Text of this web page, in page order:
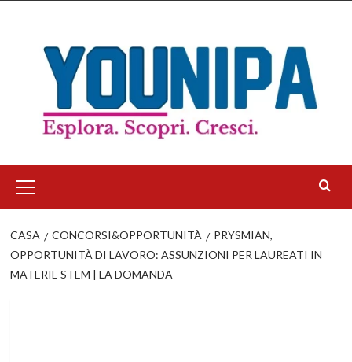
contenuto
principale
CASA CONCORSI&OPPORTUNITÀ
PRYSMIAN,
OPPORTUNITÀ DI LAVORO: ASSUNZIONI PER LAUREATI IN
MATERIE STEM | LA DOMANDA